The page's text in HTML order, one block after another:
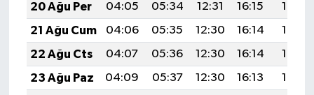
20 Ağu Per
04:05 05:34 12:31 16:15
19:17
21 Ağu Cum
04:06 05:35 12:30 16:14
19:16
22 Ağu Cts
04:07 05:36 12:30 16:14
19:15
23 Ağu Paz
04:09 05:37 12:30 16:13
19:13